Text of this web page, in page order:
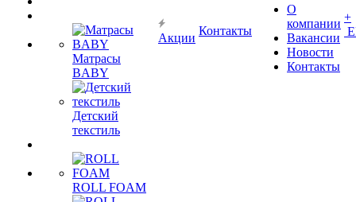
Матрасы
BABY
Детский
текстиль
ROLL FOAM
Акции
Контакты
О
компании
Вакансии
Новости
Контакты
+